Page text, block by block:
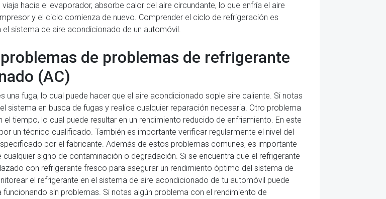
hacia el evaporador, absorbe calor del aire circundante, lo que enfría el aire
y el ciclo comienza de nuevo. Comprender el ciclo de refrigeración es
sistema de aire acondicionado de un automóvil.
de problemas de refrigerante
(AC)
fuga, lo cual puede hacer que el aire acondicionado sople aire caliente. Si notas
sistema en busca de fugas y realice cualquier reparación necesaria. Otro problema
tiempo, lo cual puede resultar en un rendimiento reducido de enfriamiento. En este
un técnico cualificado. También es importante verificar regularmente el nivel del
por el fabricante. Además de estos problemas comunes, es importante
signo de contaminación o degradación. Si se encuentra que el refrigerante
con refrigerante fresco para asegurar un rendimiento óptimo del sistema de
el refrigerante en el sistema de aire acondicionado de tu automóvil puede
sin problemas. Si notas algún problema con el rendimiento de